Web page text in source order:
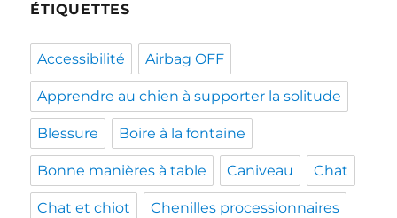
ÉTIQUETTES
Accessibilité Airbag OFF
Apprendre au chien à supporter la solitude
Blessure Boire à la fontaine
Bonne manières à table Caniveau Chat
Chat et chiot Chenilles processionnaires